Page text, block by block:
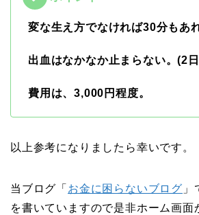
変な生え方でなければ30分もあ
出血はなかなか止まらない。(2
費用は、3,000円程度。
以上参考になりましたら幸いです。
当ブログ「 お金に困らないブログ 」
を書いていますので是非ホーム画面